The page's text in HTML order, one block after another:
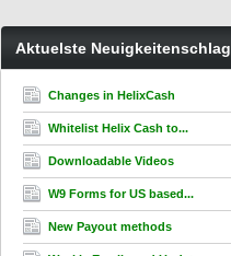
Aktuelste
Changes in HelixCash
Whitelist Helix Cash to...
Downloadable Videos
W9 Forms for US based...
New Payout methods